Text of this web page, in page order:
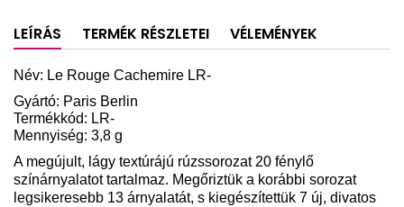
LEÍRÁS TERMÉK RÉSZLETEI VÉLEMÉNYEK
Név: Le Rouge Cachemire LR-
Gyártó: Paris Berlin
Termékkód: LR-
Mennyiség: 3,8 g
A megújult, lágy textúrájú rúzssorozat 20 fénylő
színárnyalatot tartalmaz. Megőriztük a korábbi sorozat
legsikeresebb 13 árnyalatát, s kiegészítettük 7 új, divatos